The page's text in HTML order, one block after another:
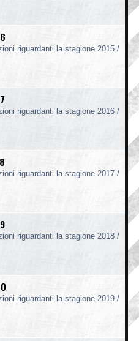
riguardanti la stagione 2015 /
riguardanti la stagione 2016 /
riguardanti la stagione 2017 /
riguardanti la stagione 2018 /
riguardanti la stagione 2019 /